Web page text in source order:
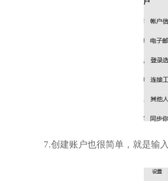
7.创建账户也很简单，就是输